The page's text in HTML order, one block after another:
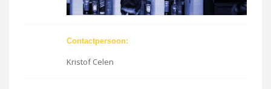
Contactpersoon:
Kristof Celen